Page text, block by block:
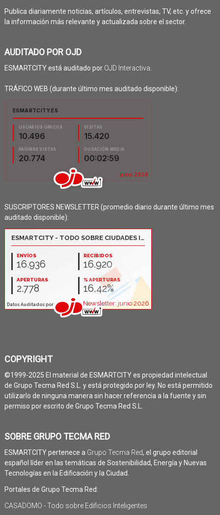
Publica diariamente noticias, artículos, entrevistas, TV, etc. y ofrece
la información más relevante y actualizada sobre el sector.
AUDITADO POR OJD
ESMARTCITY está auditado por OJD Interactiva.
TRÁFICO WEB (durante último mes auditado disponible):
SUSCRIPTORES NEWSLETTER (promedio diario durante último mes
auditado disponible):
COPYRIGHT
©1999-2025 El material de ESMARTCITY es propiedad intelectual
de Grupo Tecma Red S.L. y está protegido por ley. No está permitido
utilizarlo de ninguna manera sin hacer referencia a la fuente y sin
permiso por escrito de Grupo Tecma Red S.L.
SOBRE GRUPO TECMA RED
ESMARTCITY pertenece a Grupo Tecma Red, el grupo editorial
español líder en las temáticas de Sostenibilidad, Energía y Nuevas
Tecnologías en la Edificación y la Ciudad.
Portales de Grupo Tecma Red:
CASADOMO - Todo sobre Edificios Inteligentes